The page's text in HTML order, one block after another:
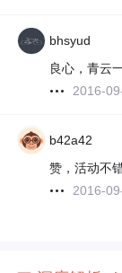
bhsyud
良心，青云
2016-
b42a42
赞，活动不
2016-